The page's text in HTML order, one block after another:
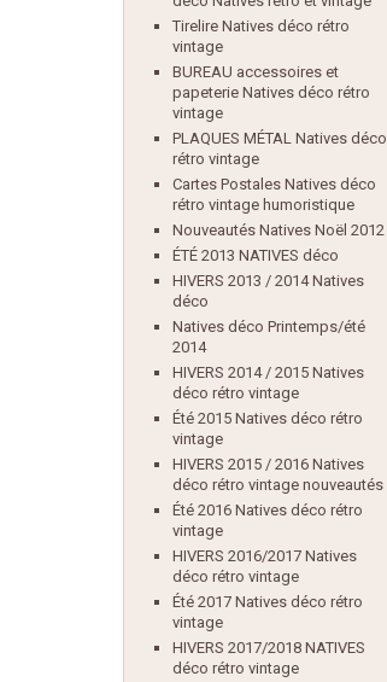
Tirelire Natives déco rétro
vintage
BUREAU accessoires et
papeterie Natives déco rétro
vintage
PLAQUES MÉTAL Natives déco
rétro vintage
Cartes Postales Natives déco
rétro vintage humoristique
Nouveautés Natives Noël 2012
ÉTÉ 2013 NATIVES déco
HIVERS 2013 / 2014 Natives
déco
Natives déco Printemps/été
2014
HIVERS 2014 / 2015 Natives
déco rétro vintage
Été 2015 Natives déco rétro
vintage
HIVERS 2015 / 2016 Natives
déco rétro vintage nouveautés
Été 2016 Natives déco rétro
vintage
HIVERS 2016/2017 Natives
déco rétro vintage
Été 2017 Natives déco rétro
vintage
HIVERS 2017/2018 NATIVES
déco rétro vintage